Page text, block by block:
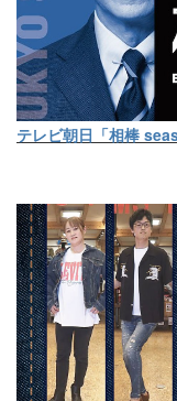
テレビ朝日「相棒